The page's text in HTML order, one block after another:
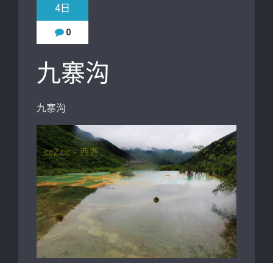
4日
0
九寨沟
九寨沟